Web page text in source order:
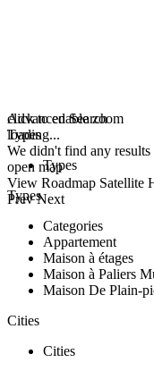
click to enable zoom
loading...
We didn't find any results
open map
View Roadmap Satellite
Prev Next
Advanced Search
Types
Types
Types
Categories
Appartement
Maison à étages
Maison à Paliers
Maison De Plain-
Cities
Cities